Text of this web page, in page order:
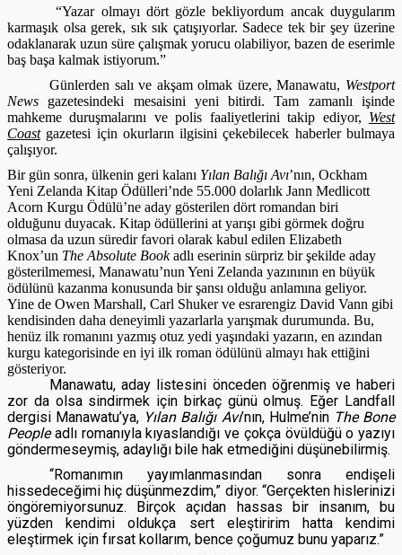
“Yazar olmayı dört gözle bekliyordum ancak duygularım
karmaşık olsa gerek, sık sık çatışıyorlar. Sadece tek bir şey üzerine
odaklanarak uzun süre çalışmak yorucu olabiliyor, bazen de eserimle
baş başa kalmak istiyorum.”
Günlerden salı ve akşam olmak üzere, Manawatu, Westport
News gazetesindeki mesaisini yeni bitirdi. Tam zamanlı işinde
mahkeme duruşmalarını ve polis faaliyetlerini takip ediyor, West
Coastgazetesi için okurların ilgisini çekebilecek haberler bulmaya
çalışıyor.
Bir gün sonra, ülkenin geri kalanı Yılan Balığı Avı’nın, Ockham
Yeni Zelanda Kitap Ödülleri’nde 55.000 dolarlık Jann Medlicott
Acorn Kurgu Ödülü’ne aday gösterilen dört romandan biri
olduğunu duyacak. Kitap ödüllerini at yarışı gibi görmek doğru
olmasa da uzun süredir favori olarak kabul edilen Elizabeth
Knox’un The Absolute Bookadlı eserinin sürpriz bir şekilde aday
gösterilmemesi, Manawatu’nun Yeni Zelanda yazınının en büyük
ödülünü kazanma konusunda bir şansı olduğu anlamına geliyor.
Yine de Owen Marshall, Carl Shuker ve esrarengiz David Vann gibi
kendisinden daha deneyimli yazarlarla yarışmak durumunda. Bu,
henüz ilk romanını yazmış otuz yedi yaşındaki yazarın, en azından
kurgu kategorisinde en iyi ilk roman ödülünü almayı hak ettiğini
gösteriyor.
Manawatu, aday listesini önceden öğrenmiş ve haberi
zor da olsa sindirmek için birkaç günü olmuş. Eğer Landfall
dergisi Manawatu’ya, Yılan Balığı Avı’nın, Hulme’nin The Bone
Peopleadlı romanıyla kıyaslandığı ve çokça övüldüğü o yazıyı
göndermeseymiş, adaylığı bile hak etmediğini düşünebilirmiş.
“Romanımın yayımlanmasından sonra endişeli
hissedeceğimi hiç düşünmezdim,” diyor. “Gerçekten hislerinizi
öngöremiyorsunuz. Birçok açıdan hassas bir insanım, bu
yüzden kendimi oldukça sert eleştiririm hatta kendimi
eleştirmek için fırsat kollarım, bence çoğumuz bunu yaparız.”